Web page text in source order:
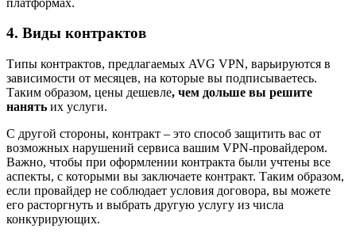
4. Виды контрактов
Типы контрактов, предлагаемых AVG VPN, варьируются в
зависимости от месяцев, на которые вы подписываетесь.
Таким образом, цены дешевле, чем дольше вы решите
нанять их услуги.
С другой стороны, контракт – это способ защитить вас от
возможных нарушений сервиса вашим VPN-провайдером.
Важно, чтобы при оформлении контракта были учтены все
аспекты, с которыми вы заключаете контракт. Таким образом,
если провайдер не соблюдает условия договора, вы можете
его расторгнуть и выбрать другую услугу из числа
конкурирующих.